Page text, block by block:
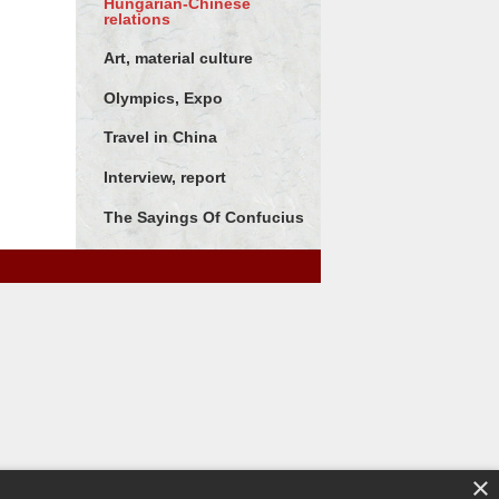
relations
Art, material culture
Olympics, Expo
Travel in China
Interview, report
The Sayings Of Confucius
×